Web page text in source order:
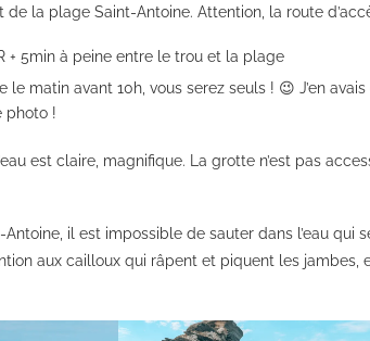
la plage Saint-Antoine. Attention, la route
+ 5min à peine entre le trou et la plage
le matin avant 10h, vous serez seuls ! 😉 J’en
photo !
est claire, magnifique. La grotte n’est pas
il est impossible de sauter dans l’eau qui
aux cailloux qui râpent et piquent les jambes,